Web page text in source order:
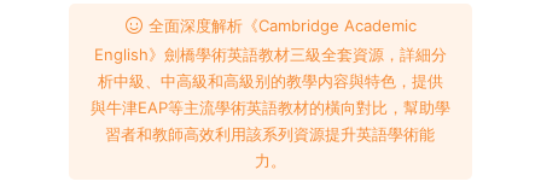
全面深度解析《Cambridge Academic
English》劍橋學術英語教材三級全套資源，詳細分
析中級、中高級和高級别的教學内容與特色，提供
與牛津EAP等主流學術英語教材的橫向對比，幫助學
習者和教師高效利用該系列資源提升英語學術能
力。